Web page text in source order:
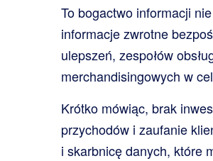
To bogactwo informacji
informacje zwrotne
ulepszeń, zespołów
merchandisingowych w
Krótko mówiąc, brak
przychodów i zaufanie
i skarbnicę danych, które